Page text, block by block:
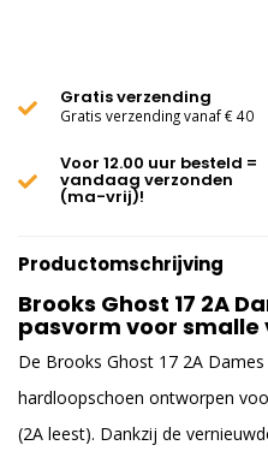
Gratis verzending
Gratis verzending vanaf € 40
Voor 12.00 uur besteld =
vandaag verzonden
(ma-vrij)!
Productomschrijving
Brooks Ghost 17 2A
pasvorm voor smalle
De Brooks Ghost 17 2A
hardloopschoen ontworpen
(2A leest). Dankzij de